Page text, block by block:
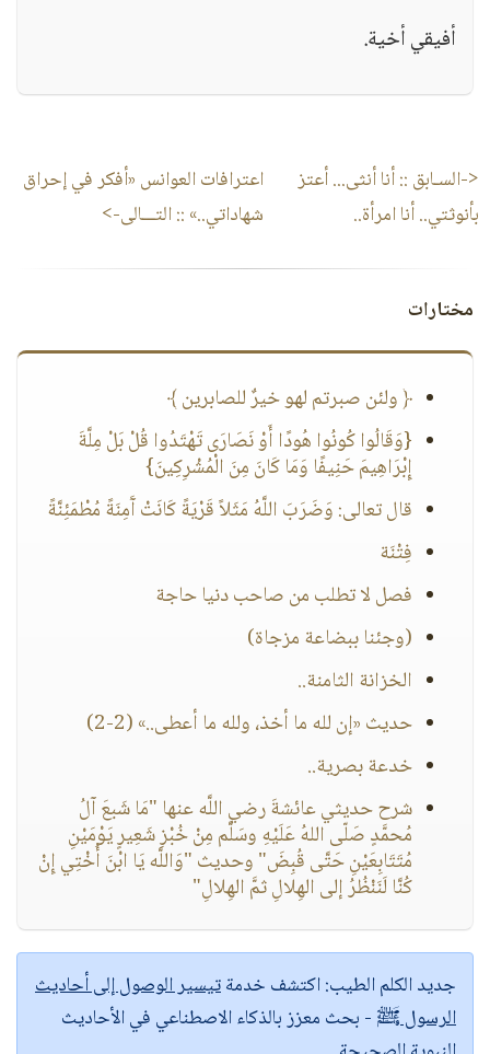
أفيقي أخية.
<-السـابق ::أنا أنثى... أعتز
بأنوثتي.. أنا امرأة..
اعترافات العوانس «أفكر في إحراق
شهاداتي..» :: التـــالى->
مختارات
﴿ ولئن صبرتم لهو خيرٌ للصابرين ﴾
{وَقَالُوا كُونُوا هُودًا أَوْ نَصَارَى تَهْتَدُوا قُلْ بَلْ مِلَّةَ
إِبْرَاهِيمَ حَنِيفًا وَمَا كَانَ مِنَ الْمُشْرِكِينَ}
قال تعالى: وَضَرَبَ اللَّهُ مَثَلاً قَرْيَةً كَانَتْ آَمِنَةً مُطْمَئِنَّةً
فِتْنَة
فصل لا تطلب من صاحب دنيا حاجة
(وجئنا ببضاعة مزجاة)
الخزانة الثامنة..
حديث «إن لله ما أخذ، ولله ما أعطى..» (2-2)
خدعة بصرية..
شرح حديثي عائشةَ رضي اللَّه عنها "مَا شَبعَ آلُ
مُحمَّدٍ صَلّى اللهُ عَلَيْهِ وسَلَّم مِنْ خُبْزِ شَعِيرٍ يَوْمَيْنِ
مُتَتَابِعَيْنِ حَتَّى قُبِضَ" وحديث "وَاللَّه يَا ابْنَ أُخْتِي إِنْ
كُنَّا لَنَنْظُرُ إلى الهِلالِ ثمَّ الهِلالِ"
جديد الكلم الطيب:اكتشف خدمةتيسير الوصول إلى أحاديث
الرسول ﷺ - بحث معزز بالذكاء الاصطناعي في الأحاديث